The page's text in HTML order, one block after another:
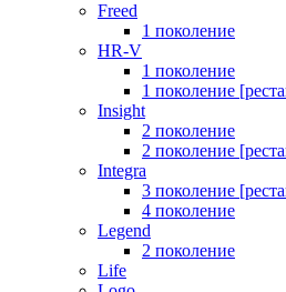
Freed
1 поколение
HR-V
1 поколение
1 поколение
Insight
2 поколение
2 поколение
Integra
3 поколение
4 поколение
Legend
2 поколение
Life